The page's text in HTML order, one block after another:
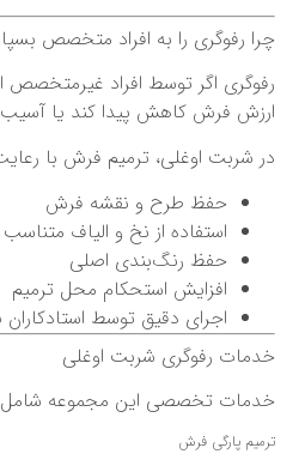
چرا رفوگری را به افراد متخصص
رفوگری اگر توسط افراد
ارزش فرش کاهش پیدا کند یا آسیب
در شربت اوغلی، ترمیم فرش با
حفظ طرح و نقشه فرش
استفاده از نخ و الیاف متناسب
حفظ رنگ‌بندی اصلی
افزایش استحکام محل ترمیم
اجرای دقیق توسط استادکاران
خدمات رفوگری شربت اوغلی
خدمات تخصصی این مجموعه شامل
ترمیم پارگی فرش